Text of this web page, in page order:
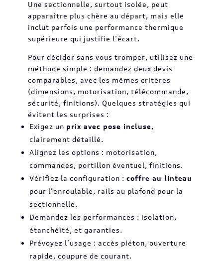
Une sectionnelle, surtout isolée, peut
apparaître plus chère au départ, mais elle
inclut parfois une performance thermique
supérieure qui justifie l’écart.
Pour décider sans vous tromper, utilisez une
méthode simple : demandez deux devis
comparables, avec les mêmes critères
(dimensions, motorisation, télécommande,
sécurité, finitions). Quelques stratégies qui
évitent les surprises :
Exigez un prix avec pose incluse,
clairement détaillé.
Alignez les options : motorisation,
commandes, portillon éventuel, finitions.
Vérifiez la configuration : coffre au linteau
pour l’enroulable, rails au plafond pour la
sectionnelle.
Demandez les performances : isolation,
étanchéité, et garanties.
Prévoyez l’usage : accès piéton, ouverture
rapide, coupure de courant.